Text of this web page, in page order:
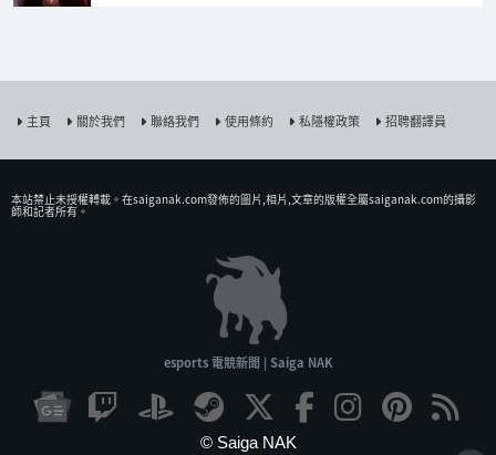
主頁 關於我們 聯絡我們 使用條約 私隱權政策 招聘翻譯員
本站禁止未授權𨍭載。在saiganak.com發佈的圖片,相片,文章的版權全屬saiganak.com的攝影
師和記者所有。
esports 電競新聞 | Saiga NAK
© Saiga NAK